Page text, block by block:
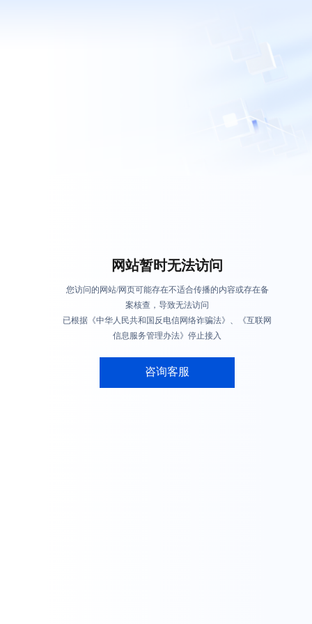
网站暂时无法访问
您访问的网站/网页可能存在不适合传播的内容或存在备
案核查，导致无法访问
已根据《中华人民共和国反电信网络诈骗法》、《互联网
信息服务管理办法》停止接入
咨询客服